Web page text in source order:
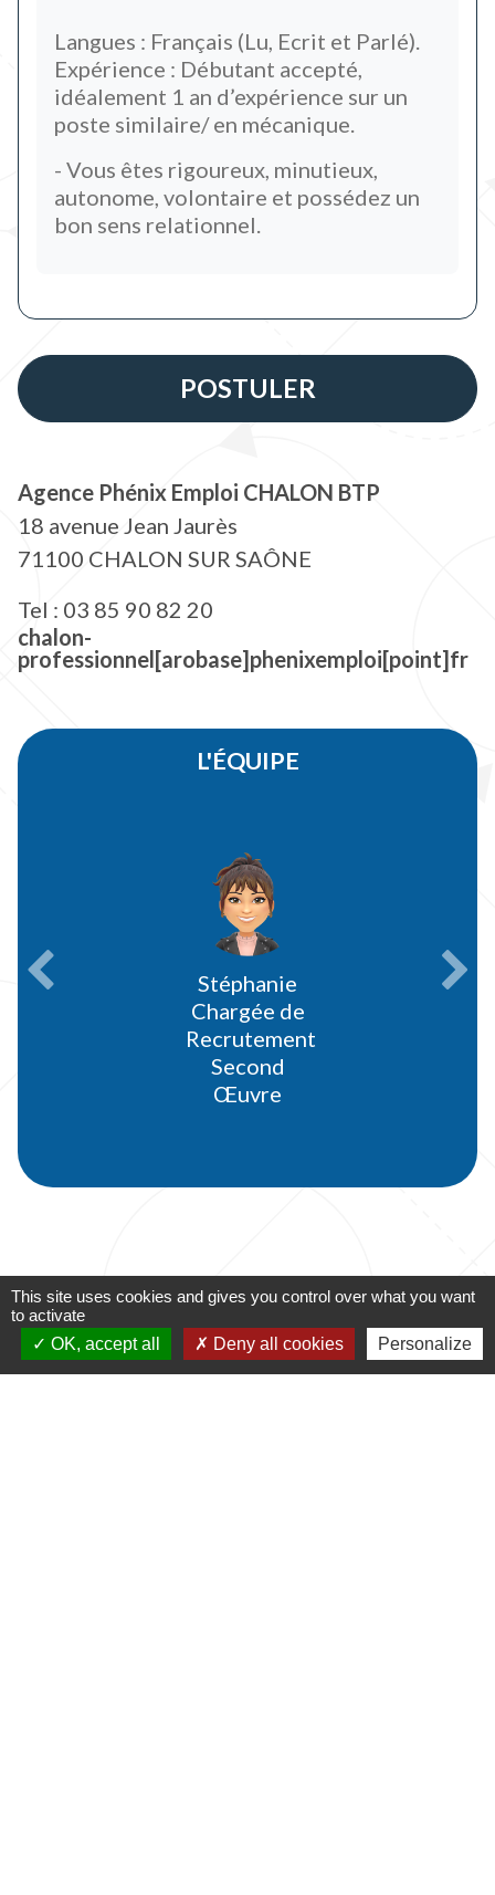
Langues : Français (Lu, Ecrit et Parlé).
Expérience : Débutant accepté,
idéalement 1 an d’expérience sur un
poste similaire/ en mécanique.
- Vous êtes rigoureux, minutieux,
autonome, volontaire et possédez un
bon sens relationnel.
POSTULER
Agence Phénix Emploi CHALON BTP
18 avenue Jean Jaurès
71100 CHALON SUR SAÔNE
Tel : 03 85 90 82 20
chalon-
professionnel[arobase]phenixemploi[point]fr
L'ÉQUIPE
Mathilde
Assistante
de Gestion
Précédent
RETOUR VERS
LES OFFRES
This site uses cookies and gives you control over what you want
to activate
OK, accept all
Deny all cookies Personalize